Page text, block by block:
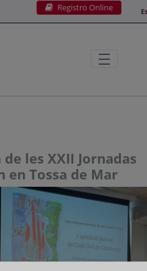
Registro Online
les XXII Jornadas
en Tossa de Mar